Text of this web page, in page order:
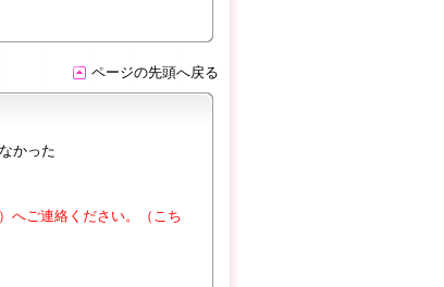
ページの先頭へ戻る
かった
へご連絡ください。（こち